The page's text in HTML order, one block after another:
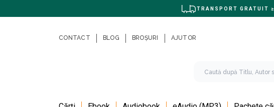
TRANSPORT GRATUIT
CONTACT BLOG BROȘURI AJUTOR